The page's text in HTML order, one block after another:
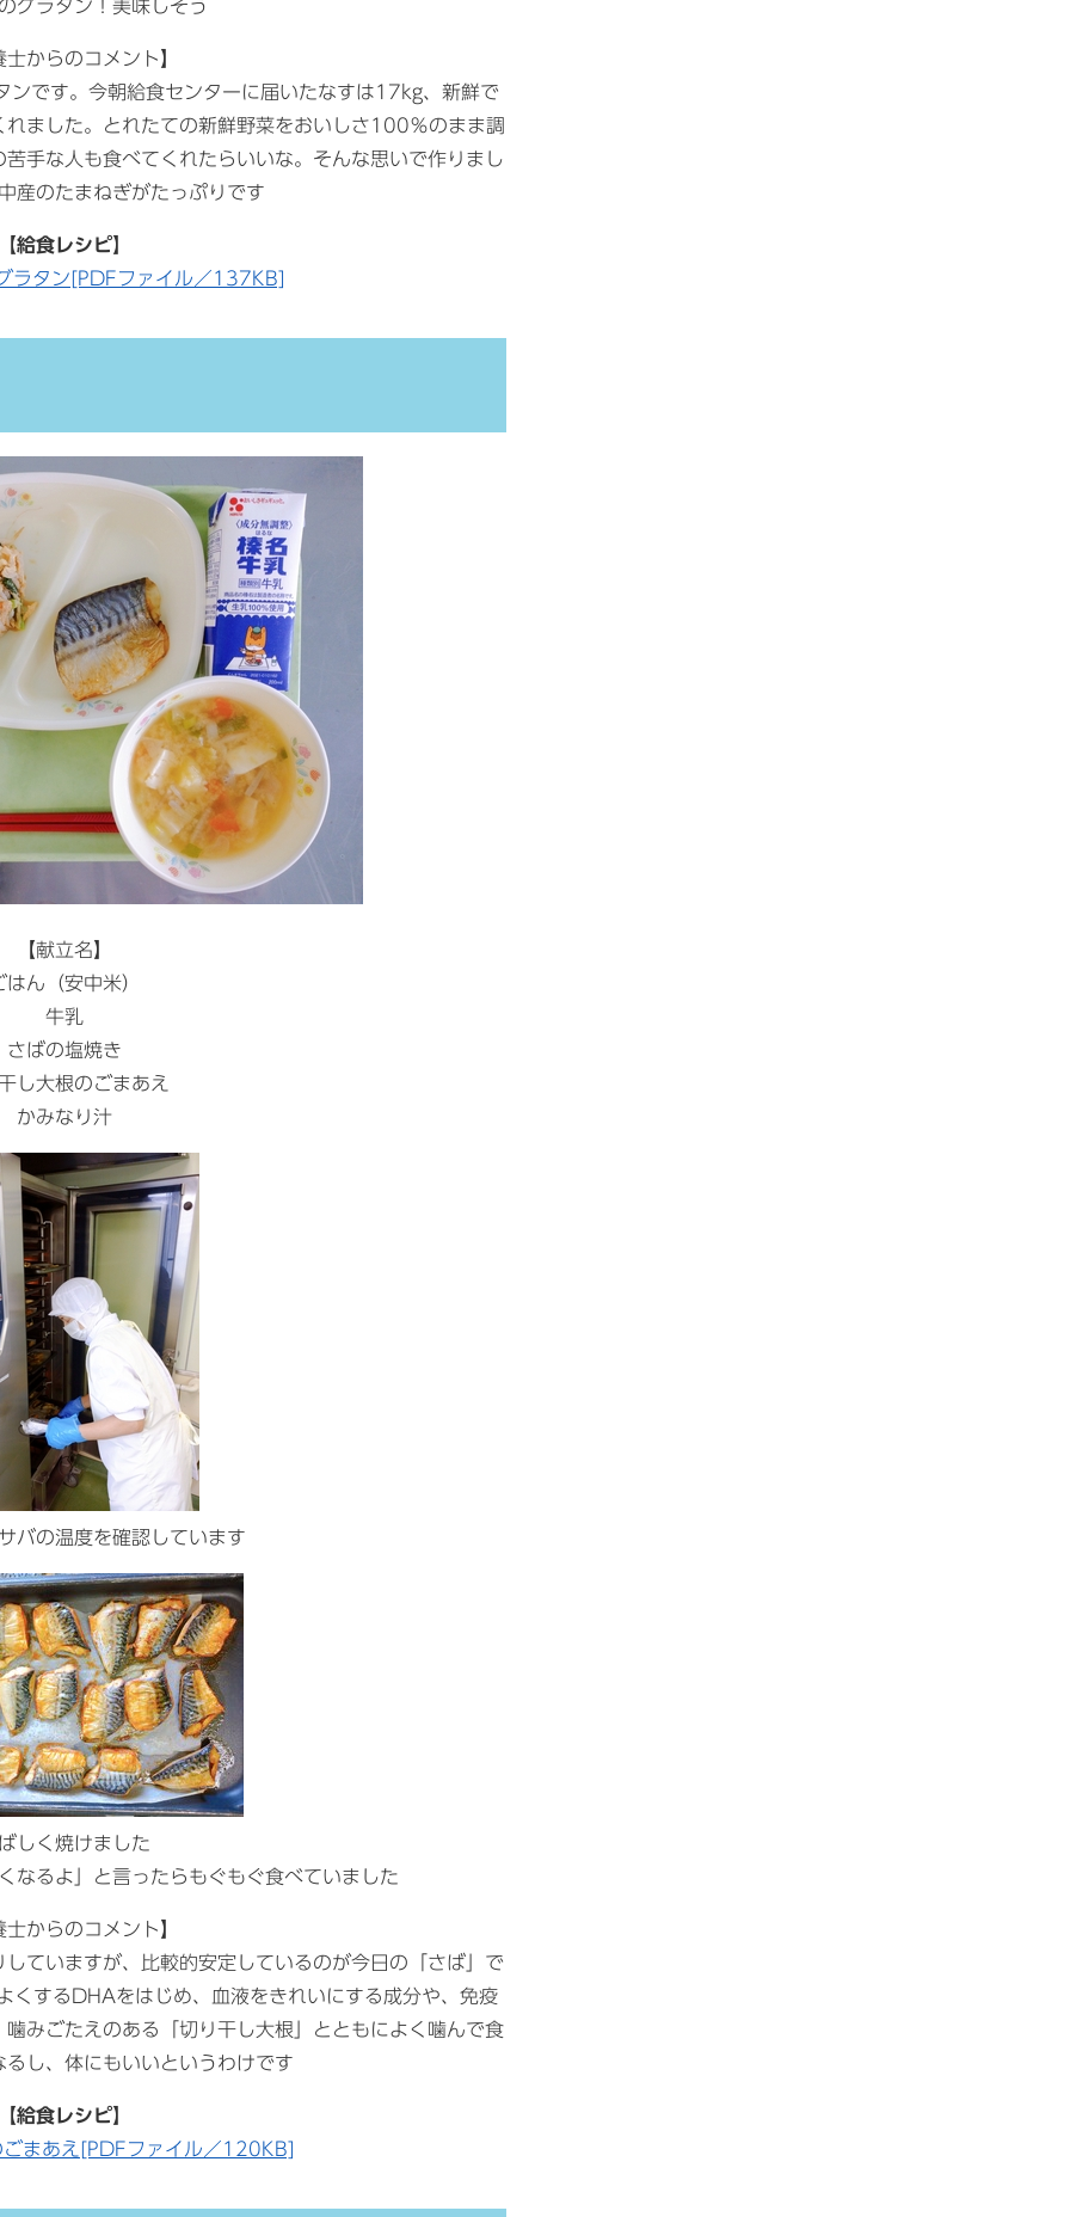
グラタン！美味しそう
士からのコメント】
ンです。今朝給食センターに届いたなすは17kg、新鮮で
ました。とれたての新鮮野菜をおいしさ100％のまま調
手な人も食べてくれたらいいな。そんな思いで作りまし
産のたまねぎがたっぷりです
給食レシピ】
ラタン[PDFファイル／137KB]
【献立名】
はん（安中米）
牛乳
さばの塩焼き
し大根のごまあえ
かみなり汁
バの温度を確認しています
しく焼けました
なるよ」と言ったらもぐもぐ食べていました
士からのコメント】
ていますが、比較的安定しているのが今日の「さば」で
くするDHAをはじめ、血液をきれいにする成分や、免疫
みごたえのある「切り干し大根」とともによく噛んで食
し、体にもいいというわけです
給食レシピ】
ごまあえ[PDFファイル／120KB]